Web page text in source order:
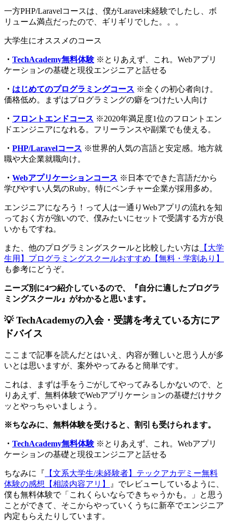
一方PHP/Laravelコースは、僕がLaravel未経験でしたし、ボ
リューム満点だったので、ギリギリでした。。。
大学生にオススメのコース
・ TechAcademy無料体験※とりあえず、これ。Webアプリ
ケーションの基礎と現役エンジニアと話せる
・ はじめてのプログラミングコース ※全くの初心者向け。
価格低め。まずはプログラミングの癖をつけたい人向け
・ フロントエンドコース ※2020年満足度1位のフロントエン
ドエンジニアになれる。フリーランスや副業でも使える。
・ PHP/Laravelコース ※世界的人気の言語と安定感。地方就
職や大企業就職向け。
・ Webアプリケーションコース ※日本でできた言語だから
学びやすい人気のRuby。特にベンチャー企業が採用多め。
エンジニアになろう！って人は一通りWebアプリの流れを知
っておく方が強いので、僕みたいにセットで受講する方が良
いかもですね。
また、他のプログラミングスクールと比較したい方は 【大学
生用】プログラミングスクールおすすめ【無料・学割あり】
も参考にどうぞ。
ニーズ別に4つ紹介しているので、『自分に適したプログラ
ミングスクール』がわかると思います。
💡 TechAcademyの入会・受講を考えている方にア
ドバイス
ここまで記事を読んだとはいえ、内容が難しいと思う人が多
いとは思いますが、案外やってみると簡単です。
これは、まずは手をうごがしてやってみるしかないので、と
りあえず、無料体験でWebアプリケーションの基礎だけサク
ッとやっちゃいましょう。
※ちなみに、無料体験を受けると、割引も受けられます。
・ TechAcademy無料体験※とりあえず、これ。Webアプリ
ケーションの基礎と現役エンジニアと話せる
ちなみに『 【文系大学生/未経験者】テックアカデミー無料
体験の感想【相談内容アリ】
』でレビューしているように、
僕も無料体験で「これくらいならできちゃうかも。」と思う
ことができて、そこからやっていくうちに新卒でエンジニア
内定もらえたりしています。